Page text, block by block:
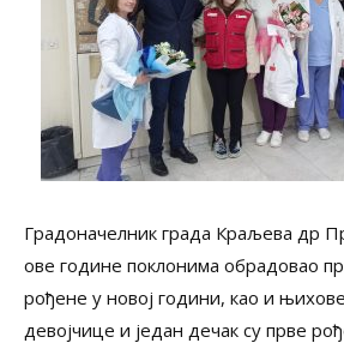
Градоначелник града Краљева др
ове године поклонима обрадовао
рођене у новој години, као и
девојчице и један дечак су прве